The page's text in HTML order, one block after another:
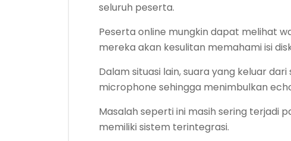
seluruh peserta.
Peserta online mungkin dapat melihat
mereka akan kesulitan memahami isi
Dalam situasi lain, suara yang keluar
microphone sehingga menimbulkan
Masalah seperti ini masih sering terjadi
memiliki sistem terintegrasi.